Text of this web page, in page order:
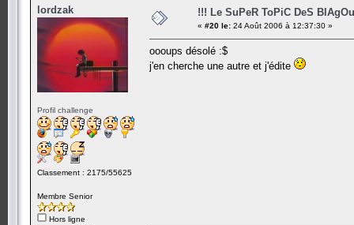
lordzak
Profil challenge
Classement : 2175/55625
Membre Senior
Hors ligne
!!! Le SuPeR ToPiC DeS
« #20 le: 24 Août 2006 à 12:37:30 »
oooups désolé :$
j'en cherche une autre et j'édite